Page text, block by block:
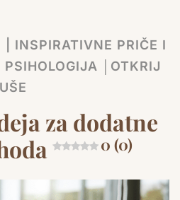
INSPIRATIVNE PRIČE I
PSIHOLOGIJA │OTKRIJ
za dodatne
0 (0)